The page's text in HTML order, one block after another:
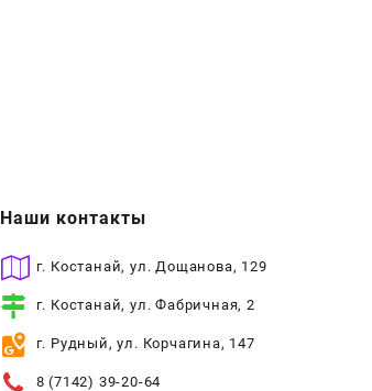
Наши контакты
г. Костанай, ул. Дощанова, 129
г. Костанай, ул. Фабричная, 2
г. Рудный, ул. Корчагина, 147
8 (7142) 39-20-64